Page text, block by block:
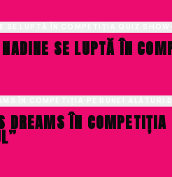
SE LUPTĂ ÎN
DREAMS ÎN